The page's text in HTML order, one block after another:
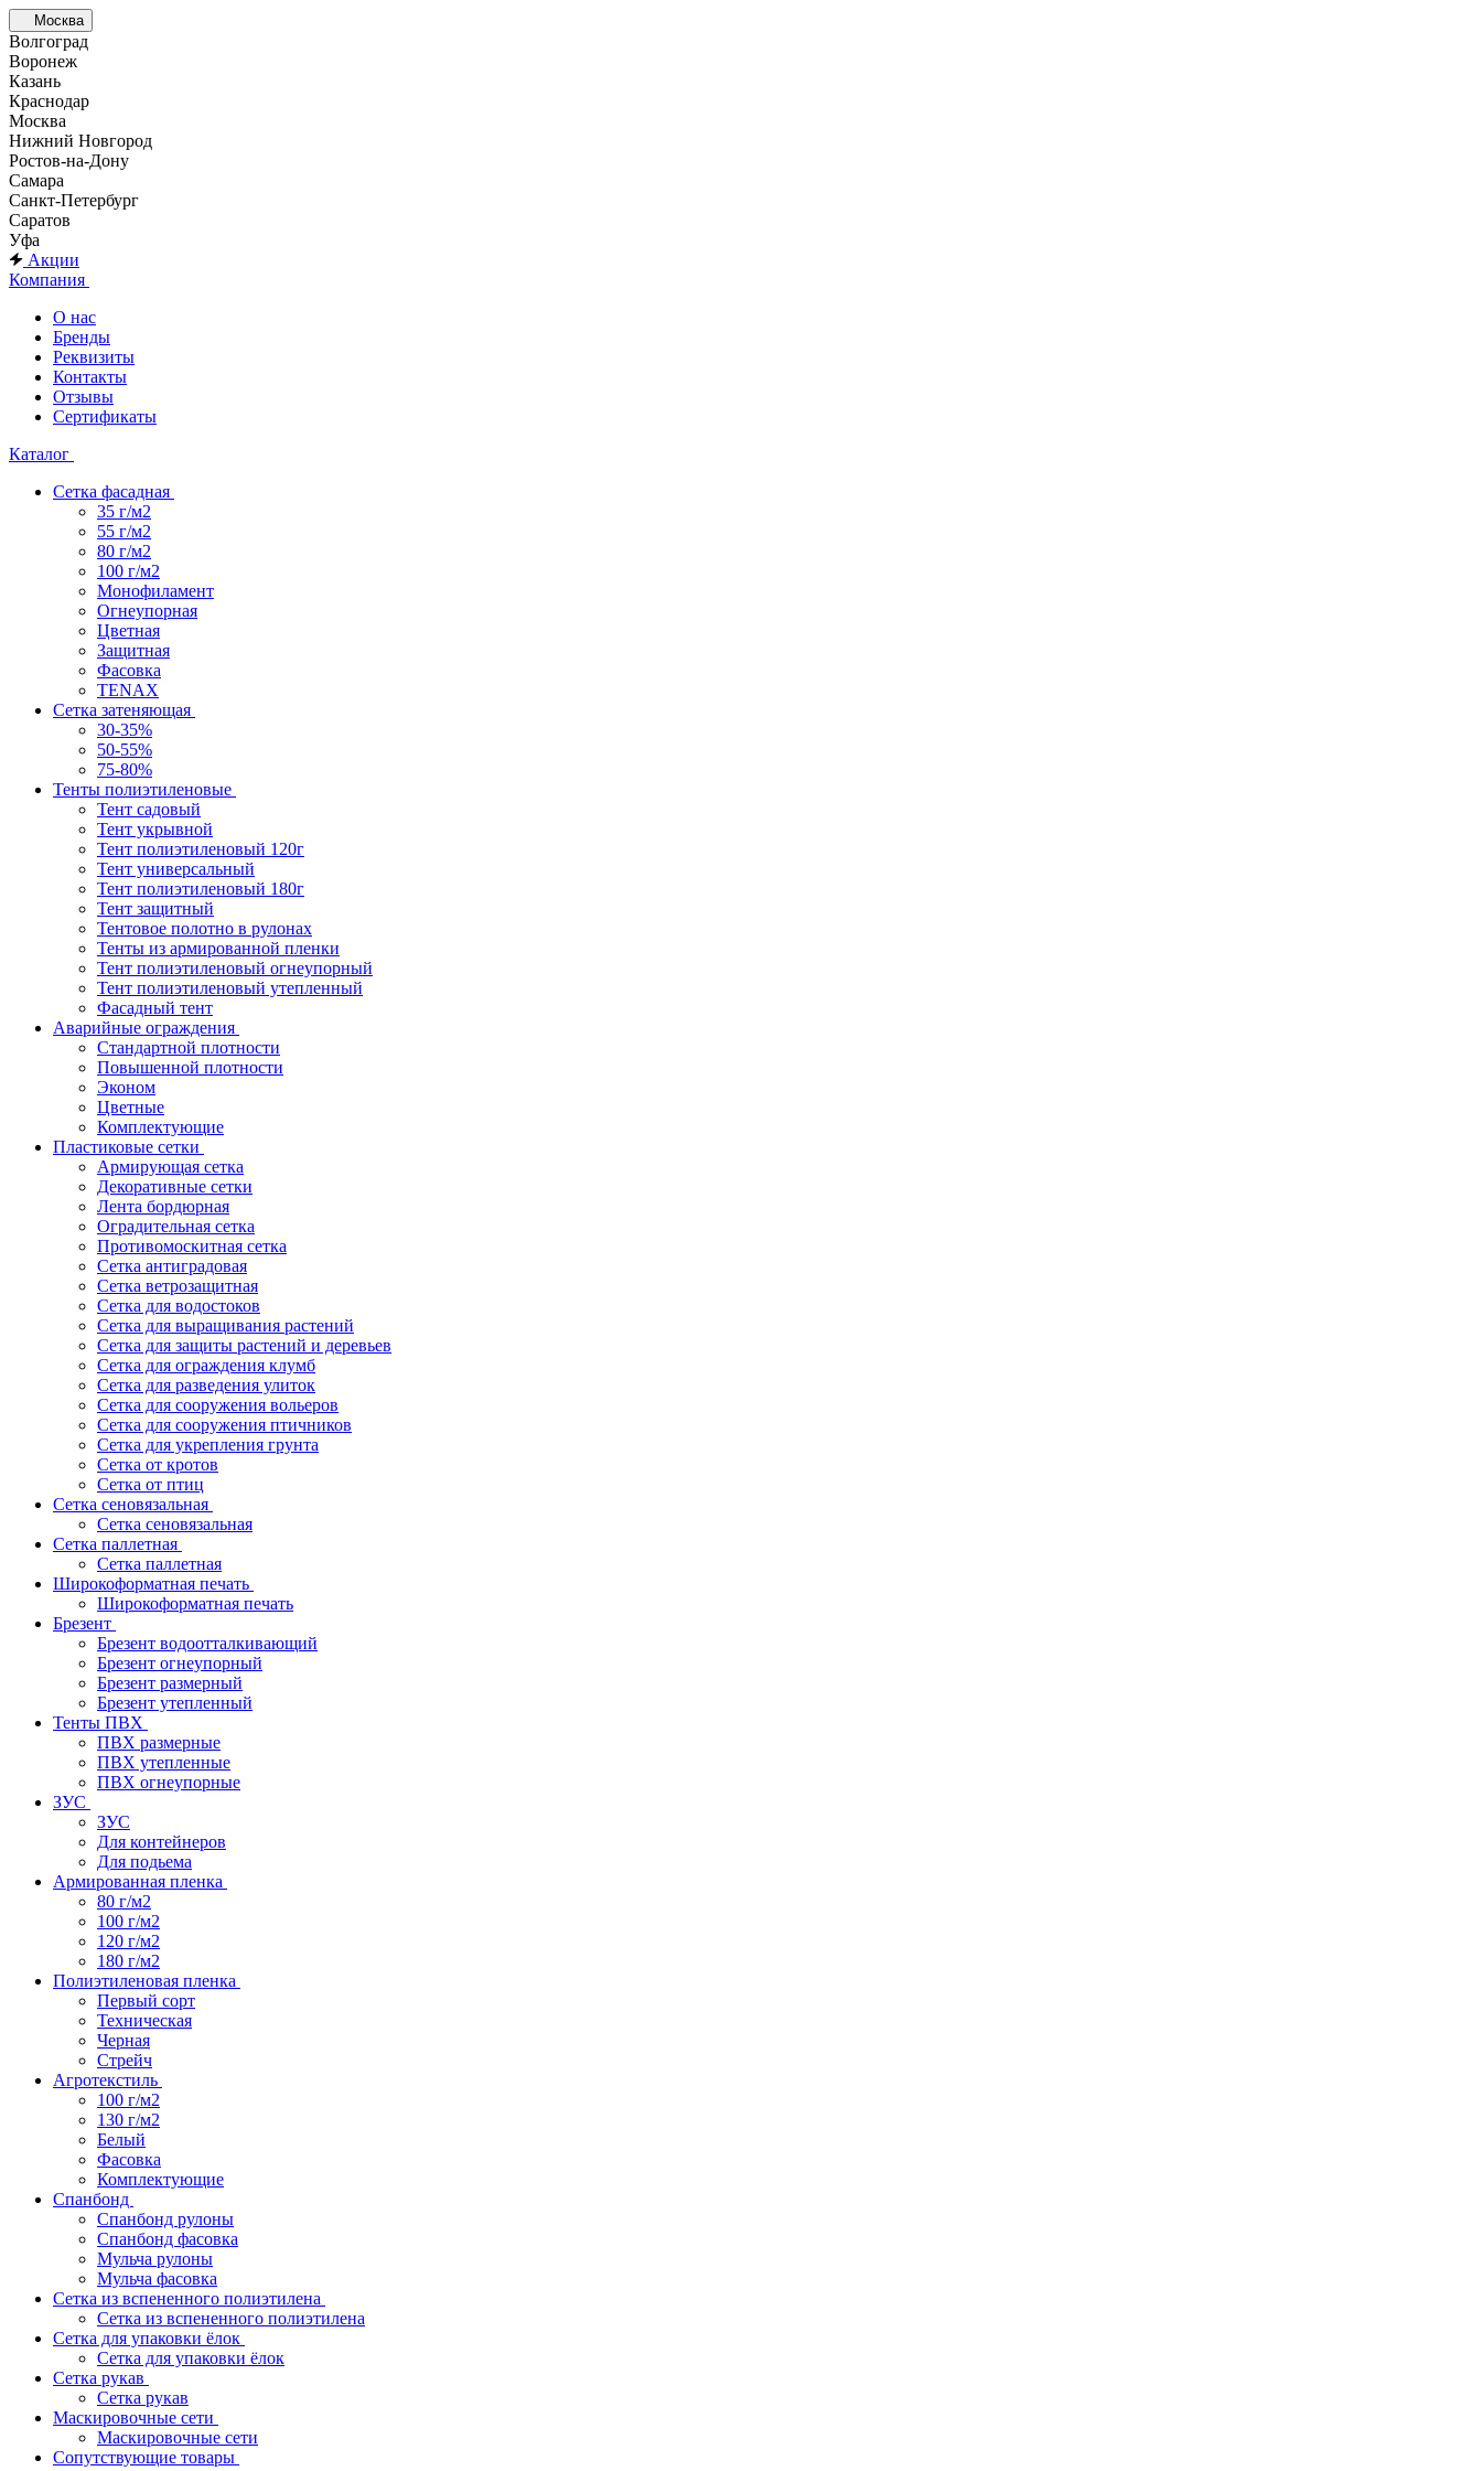
Москва
Волгоград
Воронеж
Казань
Краснодар
Москва
Нижний Новгород
Ростов-на-Дону
Самара
Санкт-Петербург
Саратов
Уфа
Акции
Компания
О нас
Бренды
Реквизиты
Контакты
Отзывы
Сертификаты
Каталог
Сетка фасадная
35 г/м2
55 г/м2
80 г/м2
100 г/м2
Монофиламент
Огнеупорная
Цветная
Защитная
Фасовка
TENAX
Сетка затеняющая
30-35%
50-55%
75-80%
Тенты полиэтиленовые
Тент садовый
Тент укрывной
Тент полиэтиленовый 120г
Тент универсальный
Тент полиэтиленовый 180г
Тент защитный
Тентовое полотно в рулонах
Тенты из армированной пленки
Тент полиэтиленовый огнеупорный
Тент полиэтиленовый утепленный
Фасадный тент
Аварийные ограждения
Стандартной плотности
Повышенной плотности
Эконом
Цветные
Комплектующие
Пластиковые сетки
Армирующая сетка
Декоративные сетки
Лента бордюрная
Оградительная сетка
Противомоскитная сетка
Сетка антиградовая
Сетка ветрозащитная
Сетка для водостоков
Сетка для выращивания растений
Сетка для защиты растений и деревьев
Сетка для ограждения клумб
Сетка для разведения улиток
Сетка для сооружения вольеров
Сетка для сооружения птичников
Сетка для укрепления грунта
Сетка от кротов
Сетка от птиц
Сетка сеновязальная
Сетка сеновязальная
Сетка паллетная
Сетка паллетная
Широкоформатная печать
Широкоформатная печать
Брезент
Брезент водоотталкивающий
Брезент огнеупорный
Брезент размерный
Брезент утепленный
Тенты ПВХ
ПВХ размерные
ПВХ утепленные
ПВХ огнеупорные
ЗУС
ЗУС
Для контейнеров
Для подьема
Армированная пленка
80 г/м2
100 г/м2
120 г/м2
180 г/м2
Полиэтиленовая пленка
Первый сорт
Техническая
Черная
Стрейч
Агротекстиль
100 г/м2
130 г/м2
Белый
Фасовка
Комплектующие
Спанбонд
Спанбонд рулоны
Спанбонд фасовка
Мульча рулоны
Мульча фасовка
Сетка из вспененного полиэтилена
Сетка из вспененного полиэтилена
Сетка для упаковки ёлок
Сетка для упаковки ёлок
Сетка рукав
Сетка рукав
Маскировочные сети
Маскировочные сети
Сопутствующие товары